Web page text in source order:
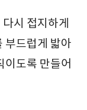
시 접지하게
부드럽게 밟아
이도록 만들어